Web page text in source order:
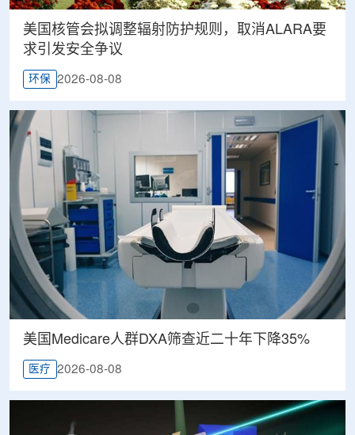
美国核管会拟调整辐射防护规则，取消ALARA要
求引发安全争议
环保 2026-08-08
美国Medicare人群DXA筛查近二十年下降35%
医疗 2026-08-08